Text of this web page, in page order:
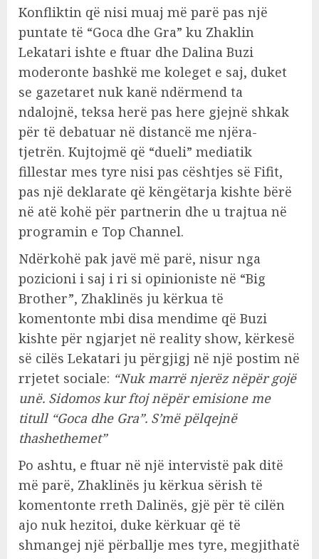
Konfliktin që nisi muaj më parë pas një
puntate të “Goca dhe Gra” ku Zhaklin
Lekatari ishte e ftuar dhe Dalina Buzi
moderonte bashkë me koleget e saj, duket
se gazetaret nuk kanë ndërmend ta
ndalojnë, teksa herë pas here gjejnë shkak
për të debatuar në distancë me njëra-
tjetrën. Kujtojmë që “dueli” mediatik
fillestar mes tyre nisi pas cështjes së Fifit,
pas një deklarate që këngëtarja kishte bërë
në atë kohë për partnerin dhe u trajtua në
programin e Top Channel.
Ndërkohë pak javë më parë, nisur nga
pozicioni i saj i ri si opinioniste në “Big
Brother”, Zhaklinës ju kërkua të
komentonte mbi disa mendime që Buzi
kishte për ngjarjet në reality show, kërkesë
së cilës Lekatari ju përgjigj në një postim në
rrjetet sociale: “Nuk marrë njerëz nëpër gojë
unë. Sidomos kur ftoj nëpër emisione me
titull “Goca dhe Gra”. S’më pëlqejnë
thashethemet”
Po ashtu, e ftuar në një intervistë pak ditë
më parë, Zhaklinës ju kërkua sërish të
komentonte rreth Dalinës, gjë për të cilën
ajo nuk hezitoi, duke kërkuar që të
shmangej një përballje mes tyre, megjithatë